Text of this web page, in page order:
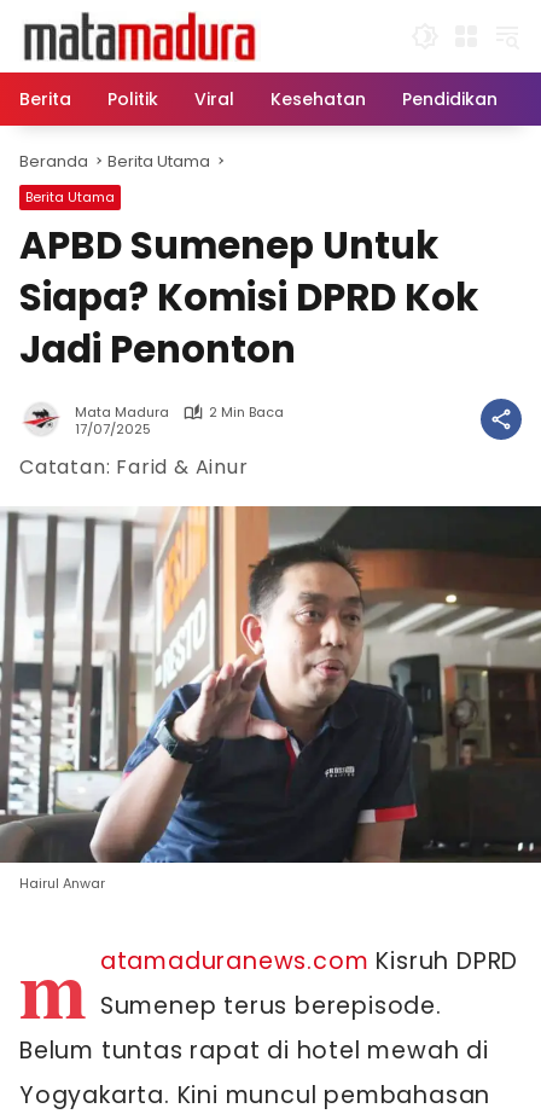
konten
Berita
Politik Viral Kesehatan Pendidikan
Beranda Berita Utama
Berita Utama
APBD Sumenep Untuk
Siapa? Komisi DPRD Kok
Jadi Penonton
Mata Madura
2 Min Baca
17/07/2025
Catatan: Farid & Ainur
Hairul Anwar
m atamaduranews.com Kisruh DPRD
Sumenep terus berepisode.
Belum tuntas rapat di hotel mewah di
Yogyakarta. Kini muncul pembahasan